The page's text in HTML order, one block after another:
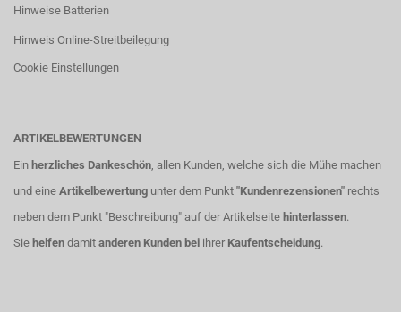
Hinweise Batterien
Hinweis Online-Streitbeilegung
Cookie Einstellungen
ARTIKELBEWERTUNGEN
Ein herzliches Dankeschön, allen Kunden, welche sich die Mühe machen
und eine Artikelbewertung unter dem Punkt "Kundenrezensionen" rechts
neben dem Punkt "Beschreibung" auf der Artikelseite hinterlassen.
Sie helfen damit anderen Kunden bei ihrer Kaufentscheidung.